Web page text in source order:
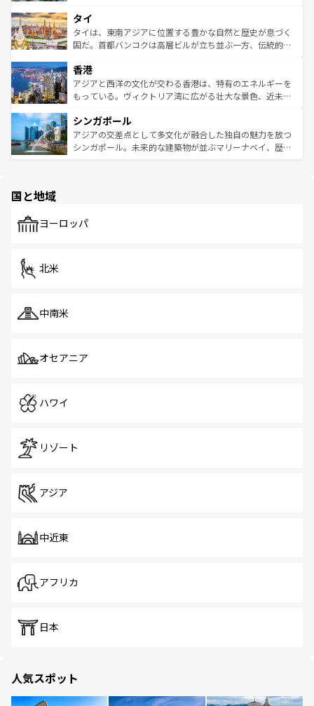
リティに包まれながら、韓国の多彩な魅力を心ゆくまで味
わってみてほしい。 なお、新着の韓国情報はコンテンツ一
覧を参照してほしい。
急速な発展と共に伝統が息づく。ハノイの古い町並みやホ
ーチミン市のフランス統治時代の建物も、独特の雰囲気を
醸し出している。また、バラエティの豊かさとおいしさで
とつ。フォーやバインミー、ベトナムコーヒーなどは、ぜ
ひ現地で味わいたい。どの地域を訪れてもあたたかい人々
が旅行者を迎えてくれるので、きっと忘れられない旅にな
参照してほしい。
タイ
タイは、東南アジアに位置する豊かな自然と歴史が息づく
国だ。首都バンコクは高層ビルが立ち並ぶ一方、伝統的な
の活気が交差している。北部ではチェンマイなどの山岳地
帯で自然と触れ合い、南部ではプーケットやクラビの美し
いビーチでリゾート気分を楽しむことができる。タイ料理
激する。気候は一年中温暖で、どの季節にも異なる楽しみ
が待っている。親しみやすいタイの人々、仏教を中心とし
た文化、そして多様な観光資源が、訪れる旅人を魅了し続
香港
アジアと西洋の文化が交わる香港は、特有のエネルギーを
もっている。ヴィクトリア湾に広がる壮大な景色、近未来
み、どこを訪れても感動するはず。観光スポットが密集し
ており、効率よく見どころを回れるのも魅力。息をのむよ
うな絶景から文化的な体験まで、香港を存分に楽しみ尽く
シンガポール
アジアの交差点として多文化が融合した独自の魅力を放つ
シンガポール。未来的な建築物が並ぶマリーナベイ、歴史
で、ホーカーズは地元の風情を楽しめる外せないスポット
国と地域
ヨーロッパ
北米
中南米
オセアニア
ハワイ
リゾート
アジア
中近東
アフリカ
日本
人気スポット